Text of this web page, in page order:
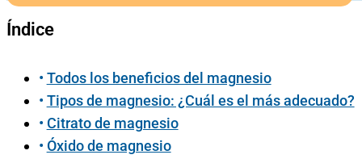
Índice
Todos los beneficios del magnesio
Tipos de magnesio: ¿Cuál es el más adecuado?
Citrato de magnesio
Óxido de magnesio